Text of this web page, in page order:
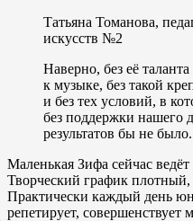
Татьяна Томанова,
искусств №2
Наверно, без её
к музыке, без такой
и без тех условий, в
без поддержки нашего
результатов бы не было.
Маленькая Зифа сейчас
Творческий график
Практически каждый день
репетирует, совершенствует